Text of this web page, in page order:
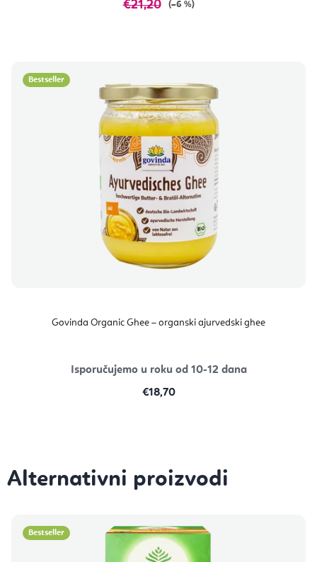
€21,20 (–6 %)
Bestseller
Govinda Organic Ghee – organski ajurvedski ghee
Isporučujemo u roku od 10-12 dana
€18,70
Bestseller